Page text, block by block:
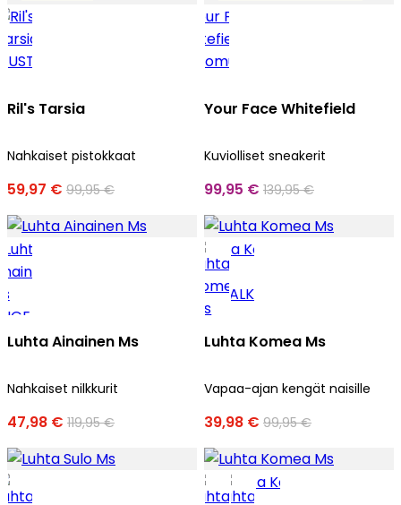
Ril's Tarsia
Nahkaiset pistokkaat
59,97 € 99,95 €
Your Face Whitefield
Kuviolliset sneakerit
99,95 € 139,95 €
Luhta Ainainen Ms
Nahkaiset nilkkurit
47,98 € 119,95 €
Luhta Komea Ms
Vapaa-ajan kengät naisille
39,98 € 99,95 €